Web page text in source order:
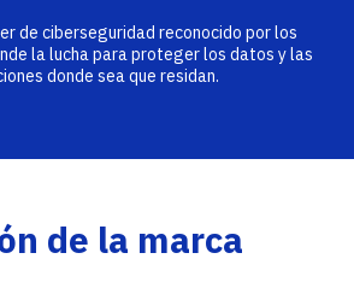
de ciberseguridad reconocido por los
la lucha para proteger los datos y las
donde sea que residan.
de la marca